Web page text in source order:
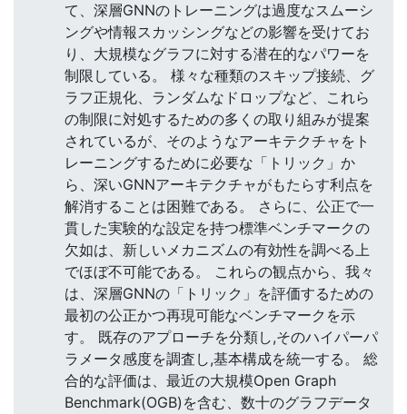
て、深層GNNのトレーニングは過度なスムーシ
ングや情報スカッシングなどの影響を受けてお
り、大規模なグラフに対する潜在的なパワーを
制限している。 様々な種類のスキップ接続、グ
ラフ正規化、ランダムなドロップなど、これら
の制限に対処するための多くの取り組みが提案
されているが、そのようなアーキテクチャをト
レーニングするために必要な「トリック」か
ら、深いGNNアーキテクチャがもたらす利点を
解消することは困難である。 さらに、公正で一
貫した実験的な設定を持つ標準ベンチマークの
欠如は、新しいメカニズムの有効性を調べる上
でほぼ不可能である。 これらの観点から、我々
は、深層GNNの「トリック」を評価するための
最初の公正かつ再現可能なベンチマークを示
す。 既存のアプローチを分類し,そのハイパーパ
ラメータ感度を調査し,基本構成を統一する。 総
合的な評価は、最近の大規模Open Graph
Benchmark(OGB)を含む、数十のグラフデータ